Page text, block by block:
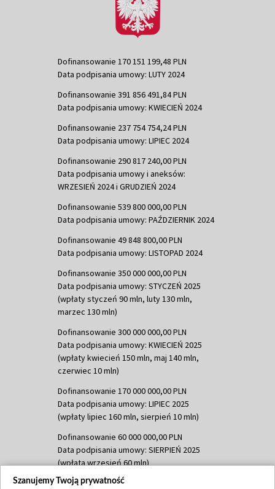
Dofinansowanie 170 151 199,48 PLN
Data podpisania umowy: LUTY 2024
Dofinansowanie 391 856 491,84 PLN
Data podpisania umowy: KWIECIEŃ 2024
Dofinansowanie 237 754 754,24 PLN
Data podpisania umowy: LIPIEC 2024
Dofinansowanie 290 817 240,00 PLN
Data podpisania umowy i aneksów:
WRZESIEŃ 2024 i GRUDZIEŃ 2024
Dofinansowanie 539 800 000,00 PLN
Data podpisania umowy: PAŹDZIERNIK 2024
Dofinansowanie 49 848 800,00 PLN
Data podpisania umowy: LISTOPAD 2024
Dofinansowanie 350 000 000,00 PLN
Data podpisania umowy: STYCZEŃ 2025
(wpłaty styczeń 90 mln, luty 130 mln,
marzec 130 mln)
Dofinansowanie 300 000 000,00 PLN
Data podpisania umowy: KWIECIEŃ 2025
(wpłaty kwiecień 150 mln, maj 140 mln,
czerwiec 10 mln)
Dofinansowanie 170 000 000,00 PLN
Data podpisania umowy: LIPIEC 2025
(wpłaty lipiec 160 mln, sierpień 10 mln)
Dofinansowanie 60 000 000,00 PLN
Data podpisania umowy: SIERPIEŃ 2025
(wpłata wrzesień 60 mln)
Dofinansowanie 635 783 051,21 PLN
Szanujemy Twoją prywatność